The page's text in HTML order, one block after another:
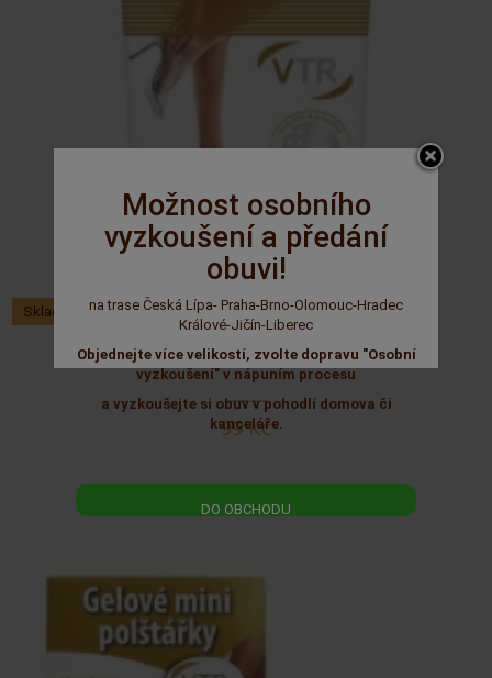
Možnost osobního
vyzkoušení a předání
obuvi!
na trase Česká Lípa- Praha-Brno-Olomouc-Hradec
Králové-Jičín-Liberec
Objednejte více velikostí, zvolte dopravu "Osobní
vyzkoušení" v nápuním procesu
a vyzkoušejte si obuv v pohodlí domova či
kanceláře.
DO OBCHODU
Gelové podpatěnky
99 Kč
Skladem